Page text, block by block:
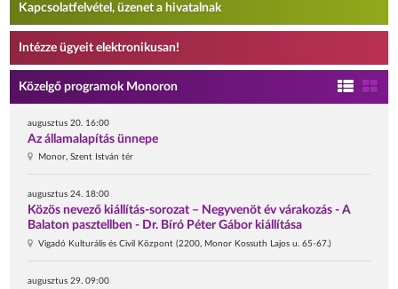
Kapcsolatfelvétel, üzenet a hivatalnak
Intézze ügyeit elektronikusan!
Közelgő programok Monoron
augusztus 20. 16:00
Az államalapítás ünnepe
Monor, Szent István tér
augusztus 24. 18:00
Közös nevező kiállítás-sorozat – Negyvenöt év várakozás - A
Balaton pasztellben - Dr. Bíró Péter Gábor kiállítása
Vigadó Kulturális és Civil Központ (2200, Monor Kossuth Lajos u. 65-67.)
augusztus 29. 09:00